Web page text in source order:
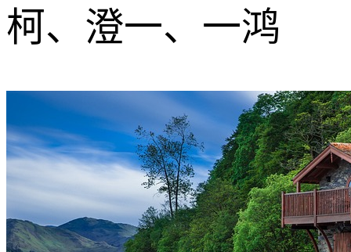
柯、澄一、一鸿